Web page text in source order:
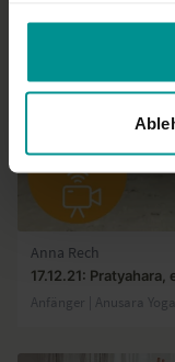
gesammelt haben.
Anna Rech
17.12.21:
Anfänger | Anusara Yoga